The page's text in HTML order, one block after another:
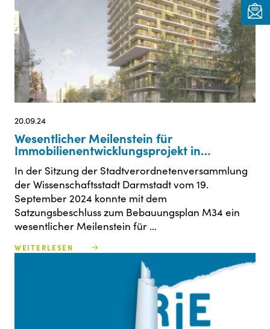
20.09.24
Wesentlicher Meilenstein für
Immobilienentwicklungsprojekt in
In der Sitzung der Stadtverordnetenversammlung
der Wissenschaftsstadt Darmstadt vom 19.
September 2024 konnte mit dem
Satzungsbeschluss zum Bebauungsplan M34 ein
wesentlicher Meilenstein für …
WEITERLESEN